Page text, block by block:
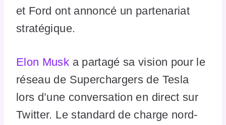
et Ford ont annoncé un partenariat
stratégique.
Elon Musk a partagé sa vision pour le
réseau de Superchargers de Tesla
lors d’une conversation en direct sur
Twitter. Le standard de charge nord-